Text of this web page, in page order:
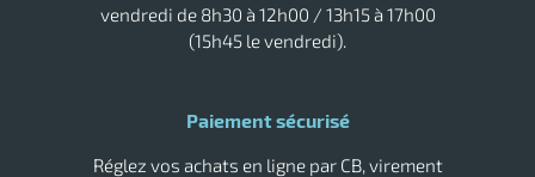
vendredi de 8h30 à 12h00 / 13h15 à 17h00
(15h45 le vendredi).
Paiement sécurisé
Réglez vos achats en ligne par CB, virement